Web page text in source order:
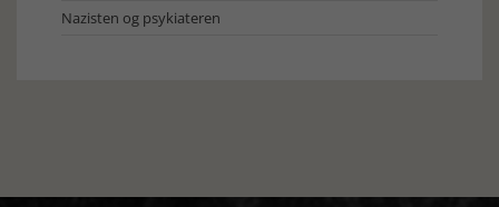
Nazisten og psykiateren